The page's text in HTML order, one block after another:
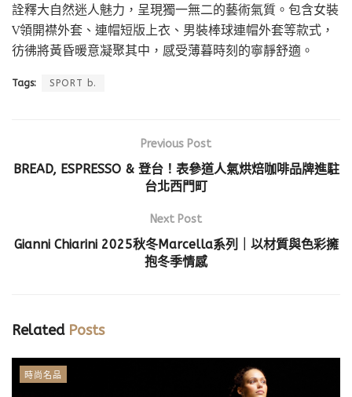
詮釋大自然迷人魅力，呈現獨一無二的藝術氣質。包含女裝
V領開襟外套、連帽短版上衣、男裝棒球連帽外套等款式，
彷彿將黃昏暖意凝聚其中，感受薄暮時刻的寧靜舒適。
Tags: SPORT b.
Previous Post
BREAD, ESPRESSO & 登台！表參道人氣烘焙咖啡品牌進駐
台北西門町
Next Post
Gianni Chiarini 2025秋冬Marcella系列｜以材質與色彩擁
抱冬季情感
RelatedPosts
時尚名品